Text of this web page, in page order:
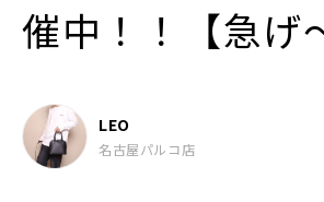
催中！！【急げ
LEO
名古屋パルコ店